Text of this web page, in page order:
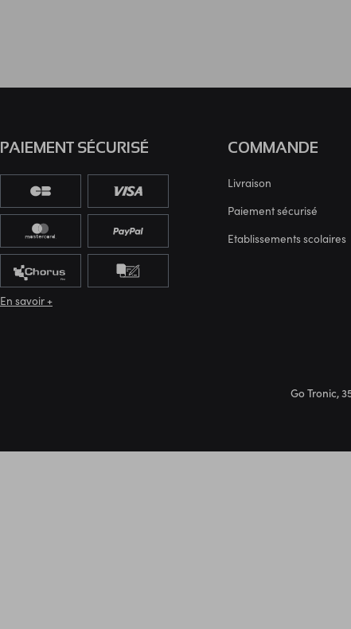
COMMANDE
Livraison
Paiement sécurisé
Etablissements scolaires
PAIEMENT SÉCURISÉ
En savoir +
Go Tronic,